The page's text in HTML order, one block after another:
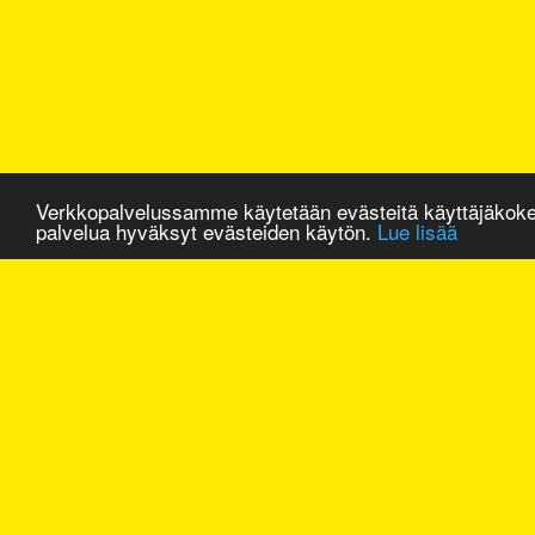
Verkkopalvelussamme käytetään evästeitä
palvelua hyväksyt evästeiden käytön. Lue lisää